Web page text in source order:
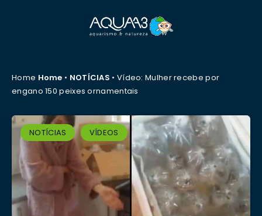
Home Home • NOTÍCIAS • Vídeo: Mulher recebe por
engano 150 peixes ornamentais
NOTÍCIAS VÍDEOS